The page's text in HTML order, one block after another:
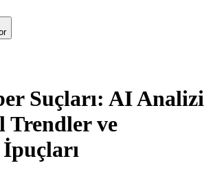
Suçları: AI Analizi
Trendler ve